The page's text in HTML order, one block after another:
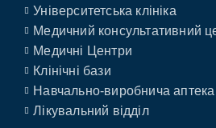
Університетська клініка
Медичний консультативний
Медичні Центри
Клінічні бази
Навчально-виробнича аптека
Лікувальний відділ